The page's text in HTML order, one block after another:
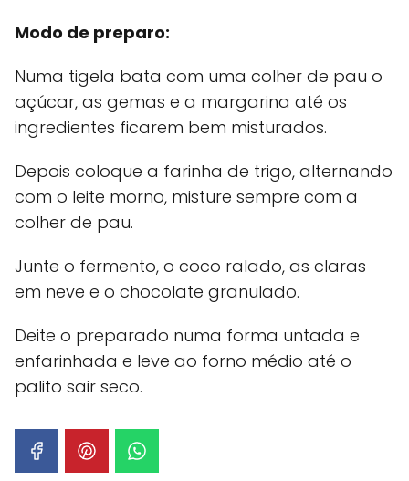
Modo de preparo:
Numa tigela bata com uma colher de pau o
açúcar, as gemas e a margarina até os
ingredientes ficarem bem misturados.
Depois coloque a farinha de trigo, alternando
com o leite morno, misture sempre com a
colher de pau.
Junte o fermento, o coco ralado, as claras
em neve e o chocolate granulado.
Deite o preparado numa forma untada e
enfarinhada e leve ao forno médio até o
palito sair seco.